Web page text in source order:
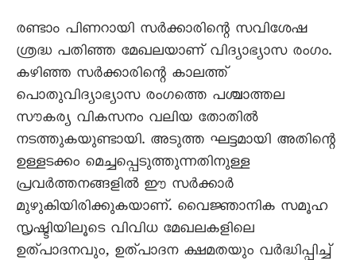
രണ്ടാം പിണറായി സര്‍ക്കാരിന്റെ സവിശേഷ
ശ്രദ്ധ പതിഞ്ഞ മേഖലയാണ് വിദ്യാഭ്യാസ രംഗം.
കഴിഞ്ഞ സര്‍ക്കാരിന്റെ കാലത്ത്
പൊതുവിദ്യാഭ്യാസ രംഗത്തെ പശ്ചാത്തല
സൗകര്യ വികസനം വലിയ തോതില്‍
നടത്തുകയുണ്ടായി. അടുത്ത ഘട്ടമായി അതിന്റെ
ഉള്ളടക്കം മെച്ചപ്പെടുത്തുന്നതിനുള്ള
പ്രവര്‍ത്തനങ്ങളില്‍ ഈ സര്‍ക്കാര്‍
മുഴുകിയിരിക്കുകയാണ്. വൈജ്ഞാനിക സമൂഹ
സൃഷ്ടിയിലൂടെ വിവിധ മേഖലകളിലെ
ഉത്പാദനവും, ഉത്പാദന ക്ഷമതയും വര്‍ദ്ധിപ്പിച്ച്